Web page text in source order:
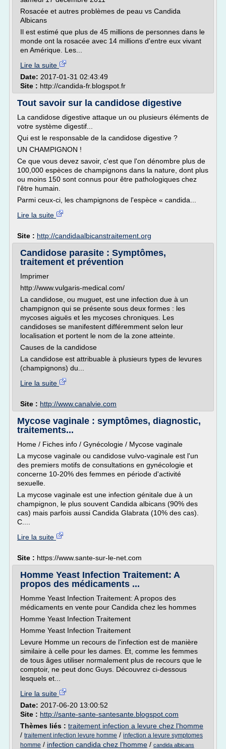
Rosacée et autres problèmes de peau vs Candida
Albicans
Il est estimé que plus de 45 millions de personnes dans le
monde ont la rosacée avec 14 millions d'entre eux vivant
en Amérique. Les...
Lire la suite
Date: 2017-01-31 02:43:49
Site : http://candida-fr.blogspot.fr
Tout savoir sur la candidose digestive
La candidose digestive attaque un ou plusieurs éléments de
votre système digestif...
Qui est le responsable de la candidose digestive ?
UN CHAMPIGNON !
Ce que vous devez savoir, c'est que l'on dénombre plus de
100,000 espèces de champignons dans la nature, dont plus
ou moins 150 sont connus pour être pathologiques chez
l'être humain.
Parmi ceux-ci, les champignons de l'espèce « candida...
Lire la suite
Site : http://candidaalbicanstraitement.org
Candidose parasite : Symptômes,
traitement et prévention
Imprimer
http://www.vulgaris-medical.com/
La candidose, ou muguet, est une infection due à un
champignon qui se présente sous deux formes : les
mycoses aiguës et les mycoses chroniques. Les
candidoses se manifestent différemment selon leur
localisation et portent le nom de la zone atteinte.
Causes de la candidose
La candidose est attribuable à plusieurs types de levures
(champignons) du...
Lire la suite
Site : http://www.canalvie.com
Mycose vaginale : symptômes, diagnostic,
traitements...
Home / Fiches info / Gynécologie / Mycose vaginale
La mycose vaginale ou candidose vulvo-vaginale est l'un
des premiers motifs de consultations en gynécologie et
concerne 10-20% des femmes en période d'activité
sexuelle.
La mycose vaginale est une infection génitale due à un
champignon, le plus souvent Candida albicans (90% des
cas) mais parfois aussi Candida Glabrata (10% des cas).
C....
Lire la suite
Site : https://www.sante-sur-le-net.com
Homme Yeast Infection Traitement: A
propos des médicaments ...
Homme Yeast Infection Traitement: A propos des
médicaments en vente pour Candida chez les hommes
Homme Yeast Infection Traitement
Homme Yeast Infection Traitement
Levure Homme un recours de l'infection est de manière
similaire à celle pour les dames. Et, comme les femmes
de tous âges utiliser normalement plus de recours que le
comptoir, ne peut donc Guys. Découvrez ci-dessous
lesquels et...
Lire la suite
Date: 2017-06-20 13:00:52
Site : http://sante-sante-santesante.blogspot.com
Thèmes liés : traitement infection a levure chez l'homme
/ traitement infection levure homme / infection a levure symptomes
homme / infection candida chez l'homme / candida albicans